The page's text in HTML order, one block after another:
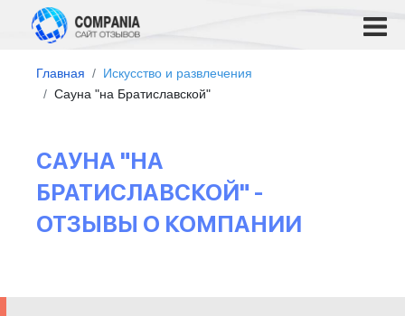
Главная
Искусство и развлечения
Сауна "на Братиславской"
САУНА "НА
БРАТИСЛАВСКОЙ" -
ОТЗЫВЫ О КОМПАНИИ